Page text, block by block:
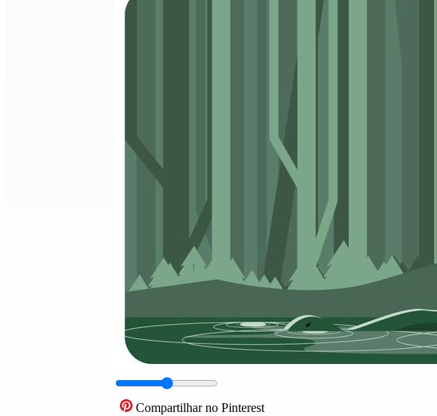
Compartilhar no Pinterest